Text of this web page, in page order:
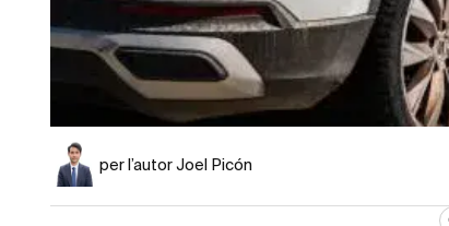
per l’autor Joel Picón